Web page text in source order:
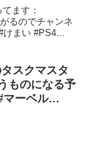
マーベル
ます：
るのでチャンネ
けまい #PS4
上ランキング...
スクマスタ
ものになる予
マーベル